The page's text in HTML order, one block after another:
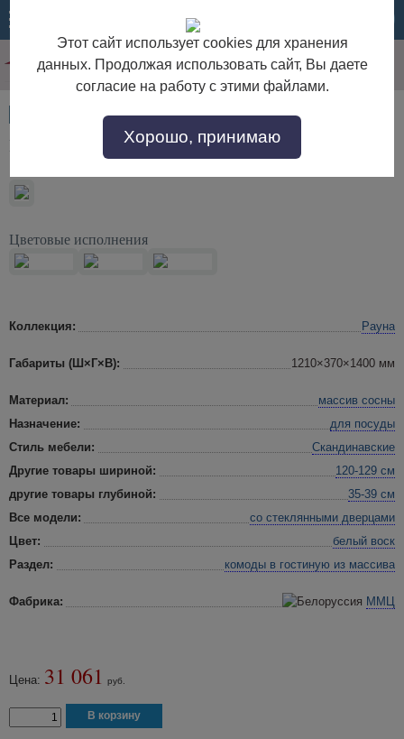
46988
Шкаф для посуды-20 Рауна (белый воск укр)
Цветовые исполнения
Коллекция: Рауна
Габариты (Ш×Г×В): 1210×370×1400 мм
Материал:
массив сосны
Назначение:
для посуды
Стиль мебели:
Скандинавские
Другие товары шириной:
120-129 см
другие товары глубиной:
35-39 см
Все модели:
со стеклянными дверцами
Цвет:
белый воск
Раздел:
комоды в гостиную из массива
Фабрика: ММЦ
Цена: 31 061 руб.
Этот сайт использует cookies для хранения
данных. Продолжая использовать сайт, Вы даете
согласие на работу с этими файлами.
Хорошо, принимаю